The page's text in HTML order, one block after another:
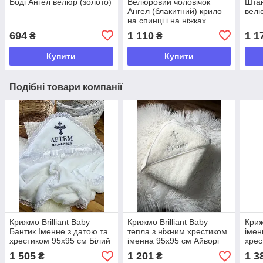
694 ₴
Купити
Ангел (блакитний) крило
на спинці і на ніжках
1 110₴
Купити
1
Подібні товари компанії
Крижмо Brilliant Baby
Бантик Іменне з датою та
хрестиком 95х95 см Білий
(BB019)
1 505 ₴
Крижмо Brilliant Baby
тепла з ніжним хрестиком
іменна 95х95 см Айворі
(BB099)
1 201₴ 1